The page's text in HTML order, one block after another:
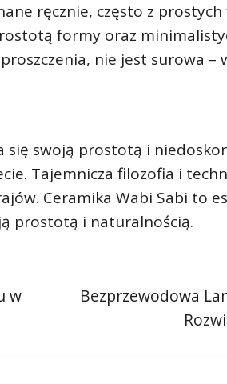
ręcznie, często z
formy oraz
nie jest surowa –
się swoją prostotą i
Tajemnicza filozofia i
Ceramika Wabi Sabi to
prostotą i naturalnością.
w
Bezprzewodowa